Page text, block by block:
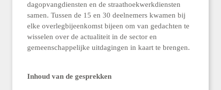
dagopvangdiensten en de straathoekwerkdiensten
samen. Tussen de 15 en 30 deelnemers kwamen bij
elke overlegbijeenkomst bijeen om van gedachten te
wisselen over de actualiteit in de sector en
gemeenschappelijke uitdagingen in kaart te brengen.
Inhoud van de gesprekken